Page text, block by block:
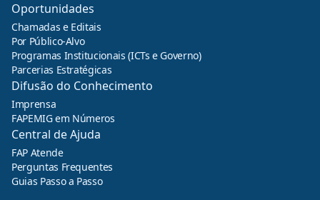
Oportunidades
Chamadas e Editais
Por Público-Alvo
Programas Institucionais (ICTs e Governo)
Parcerias Estratégicas
Difusão do Conhecimento
Imprensa
FAPEMIG em Números
Central de Ajuda
FAP Atende
Perguntas Frequentes
Guias Passo a Passo